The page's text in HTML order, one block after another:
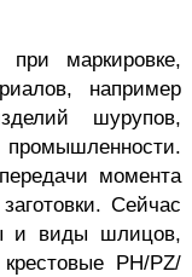
маркировке,
например
шурупов,
момента
Сейчас
и виды шлицов,
PH/PZ/